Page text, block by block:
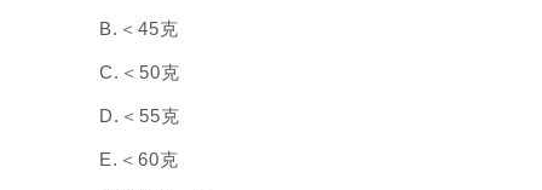
B.＜45克
C.＜50克
D.＜55克
E.＜60克